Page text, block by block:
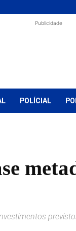
Publicidade
POLÍCIAL